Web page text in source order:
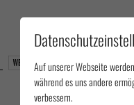
Auf unserer Webseite
während es uns andere
verbessern.